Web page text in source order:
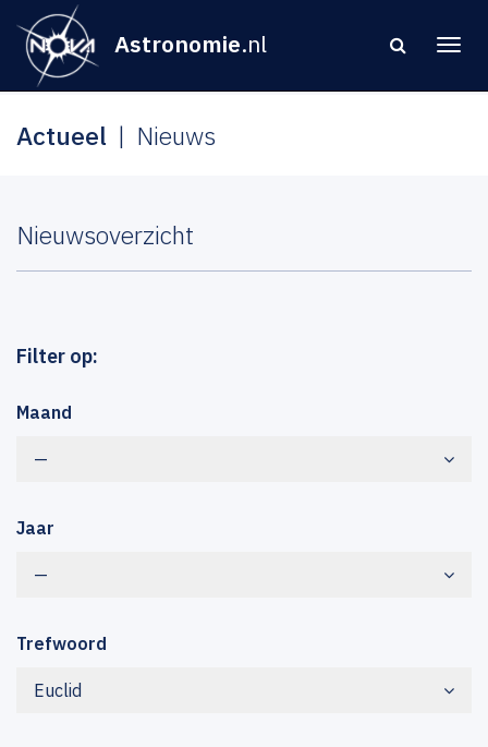
Astronomie.nl
Actueel Nieuws
Nieuwsoverzicht
Filter op:
Maand
—
Jaar
—
Trefwoord
Euclid